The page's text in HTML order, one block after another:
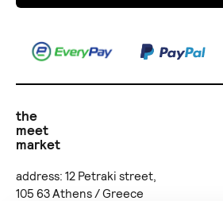
the
meet
market
address: 12 Petraki street,
105 63 Athens / Greece